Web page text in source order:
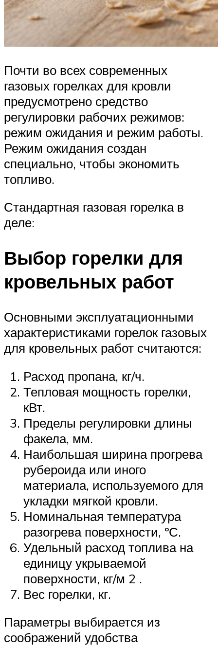
Почти во всех современных
газовых горелках для кровли
предусмотрено средство
регулировки рабочих режимов:
режим ожидания и режим работы.
Режим ожидания создан
специально, чтобы экономить
топливо.
Стандартная газовая горелка в
деле:
Выбор горелки для
кровельных работ
Основными эксплуатационными
характеристиками горелок газовых
для кровельных работ считаются:
Расход пропана, кг/ч.
Тепловая мощность горелки,
кВт.
Пределы регулировки длины
факела, мм.
Наибольшая ширина прогрева
рубероида или иного
материала, используемого для
укладки мягкой кровли.
Номинальная температура
разогрева поверхности, ºС.
Удельный расход топлива на
единицу укрываемой
поверхности, кг/м 2 .
Вес горелки, кг.
Параметры выбирается из
соображений удобства